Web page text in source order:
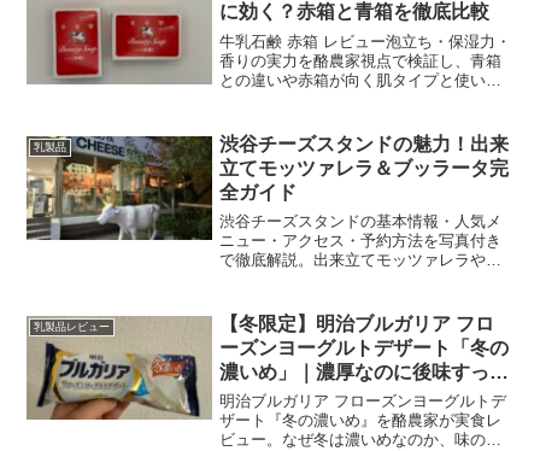
に効く？赤箱と青箱を徹底比較
牛乳石鹸 赤箱 レビュー泡立ち・保湿力・
香りの実力を酪農家視点で検証し、青箱
との違いや赤箱が向く肌タイプと使い方
乳製品
渋谷チーズスタンドの魅力！出来
立てモッツァレラ＆ブッラータ完
全ガイド
渋谷チーズスタンドの基本情報・人気メ
ニュー・アクセス・予約方法を写真付き
で徹底解説。出来立てモッツァレラやブ
乳製品レビュー
【冬限定】明治ブルガリア フロ
ーズンヨーグルトデザート「冬の
濃いめ」｜濃厚なのに後味すっき
り
明治ブルガリア フローズンヨーグルトデ
ザート『冬の濃いめ』を酪農家が実食レ
ビュー。なぜ冬は濃いめなのか、味の特